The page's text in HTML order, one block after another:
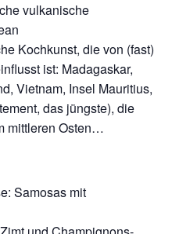
vulkanische
Kochkunst, die von (fast)
ist: Madagaskar,
Vietnam, Insel Mauritius,
das jüngste), die
mittleren Osten…
Samosas mit